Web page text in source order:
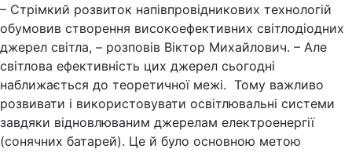
– Стрімкий розвиток напівпровідникових технологій
обумовив створення високоефективних світлодіодних
джерел світла, – розповів Віктор Михайлович. – Але
світлова ефективність цих джерел сьогодні
наближається до теоретичної межі. Тому важливо
розвивати і використовувати освітлювальні системи
завдяки відновлюваним джерелам електроенергії
(сонячних батарей). Це й було основною метою